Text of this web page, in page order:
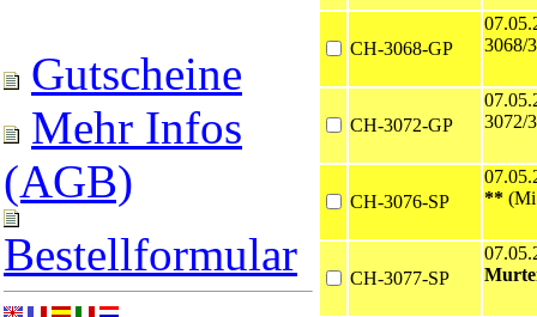
Gutscheine
Mehr Infos
(AGB)
Bestellformular
CH-3068-GP
3068/
CH-3072-GP
3072/
CH-3076-SP
** (Mi
CH-3077-SP